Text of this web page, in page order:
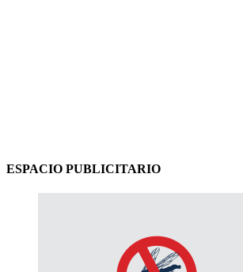
ESPACIO PUBLICITARIO